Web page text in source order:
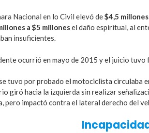
Nacional en lo Civil elevó de$4,5
a $5 millonesel daño espiritual, al
insuficientes.
ocurrió en mayo de 2015 y el juicio tuvo
tuvo por probado el motociclista circulaba
giró hacia la izquierda sin realizar
pero impactó contra el lateral derecho del